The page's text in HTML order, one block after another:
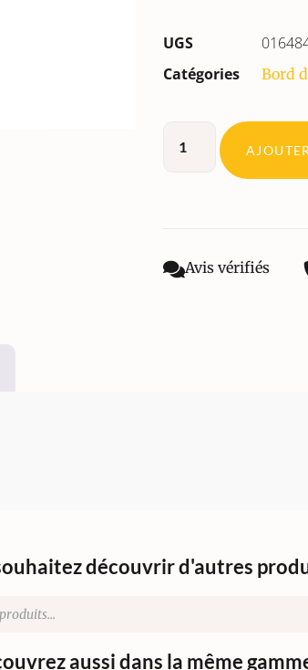
UGS
Catégories
Bord
Avis vérifiés
découvrir d'autres
aussi dans la même